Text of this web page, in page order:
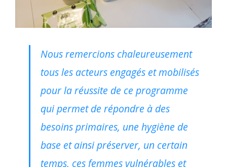
Nous remercions chaleureusement
tous les acteurs engagés et mobilisés
pour la réussite de ce programme
qui permet de répondre à des
besoins primaires, une hygiène de
base et ainsi préserver, un certain
temps, ces femmes vulnérables et